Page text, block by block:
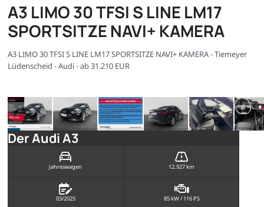
A3 LIMO 30 TFSI S LINE LM17
SPORTSITZE NAVI+ KAMERA
A3 LIMO 30 TFSI S LINE LM17 SPORTSITZE NAVI+ KAMERA - Tiemeyer
Lüdenscheid - Audi - ab 31.210 EUR
Der Audi A3
Jahreswagen 12.927 km
03/2025 85 kW / 116 PS